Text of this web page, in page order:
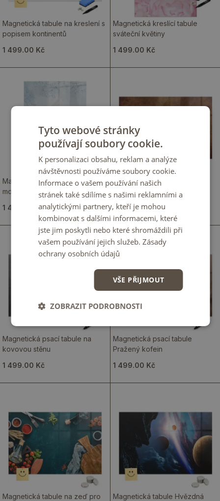
Magnetická tabule na kreslení s
popisem kontinentů
1 499.00 Kč
Magnetická kreslící tabule
sváteční květiny
1 499.00 Kč
Magnetická kreslící tabule s
motivem květinové skici
1 499.00 Kč
Magnetická kreslící tabule s
mapou světa a názvy zemí
1 499.00 Kč
Magnetická psací tabule na
kovovou stěnu
1 499.00 Kč
Magnetická psací tabule
Pražený kofein
1 499.00 Kč
Magnetická tabule na zeď pro
Magnetická tabule Hvězdná
Tyto webové stránky
používají soubory cookie.
K personalizaci obsahu, reklam a analýze
návštěvnosti používáme soubory cookie.
Informace o vašem používání našich
stránek také sdílíme s našimi reklamními a
analytickými partnery, kteří je mohou
kombinovat s dalšími informacemi, které
jste jim poskytli nebo které shromáždili při
vašem používání jejich služeb. Zásady
ochrany osobních údajů
VŠE PŘIJMOUT
ZOBRAZIT PODROBNOSTI